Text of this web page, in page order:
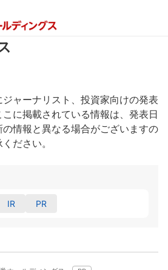
ャーナリスト、投資家向けの発表
に掲載されている情報は、発表日
情報と異なる場合がございますの
ださい。
IR PR